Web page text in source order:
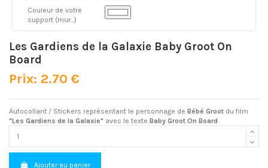
Couleur de votre
support (mur...)
Les Gardiens de la Galaxie Baby Groot On
Board
Prix: 2.70 €
Autocollant / Stickers représentant le personnage de Bébé Groot du film
"Les Gardiens de la Galaxie" avec le texte Baby Groot On Board
Ajouter au panier